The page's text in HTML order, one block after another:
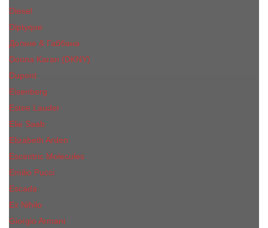
Diesel
Diptyque
Дольче & Габбана
Donna Karan (DKNY)
Dupont
Eisenberg
Еsteе Lаudеr
Elie Saab
Elizabeth Arden
Escentric Molecules
Emilio Pucci
Escada
Ex Nihilo
Giorgio Armani